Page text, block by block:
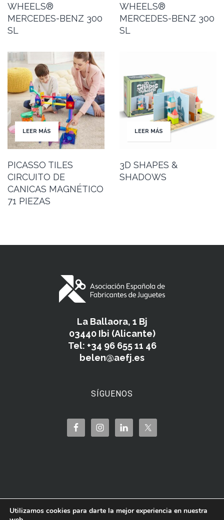
WHEELS®
MERCEDES-BENZ 300
SL
WHEELS®
MERCEDES-BENZ 300
SL
LEER MÁS
PICASSO TILES
CIRCUITO DE
CANICAS MAGNÉTICO
71 PIEZAS
LEER MÁS
3D SHAPES &
SHADOWS
La Ballaora, 1 Bj
03440 Ibi (Alicante)
Tel: +34 96 655 11 46
belen@aefj.es
SÍGUENOS
Utilizamos cookies para darte la mejor experiencia en nuestra